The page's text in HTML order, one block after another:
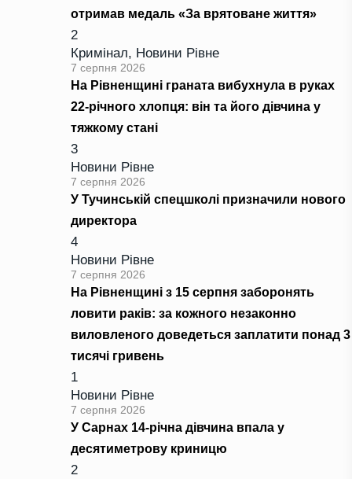
отримав медаль «За врятоване життя»
2
Кримінал, Новини Рівне
7 серпня 2026
На Рівненщині граната вибухнула в руках
22-річного хлопця: він та його дівчина у
тяжкому стані
3
Новини Рівне
7 серпня 2026
У Тучинській спецшколі призначили нового
директора
4
Новини Рівне
7 серпня 2026
На Рівненщині з 15 серпня заборонять
ловити раків: за кожного незаконно
виловленого доведеться заплатити понад 3
тисячі гривень
1
Новини Рівне
7 серпня 2026
У Сарнах 14-річна дівчина впала у
десятиметрову криницю
2